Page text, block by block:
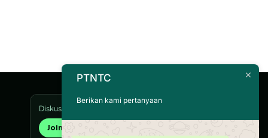
Diskusi, edukasi, dan update resmi HaloTrader
Join Trading Community →
PTNTC
Berikan kami pertanyaan